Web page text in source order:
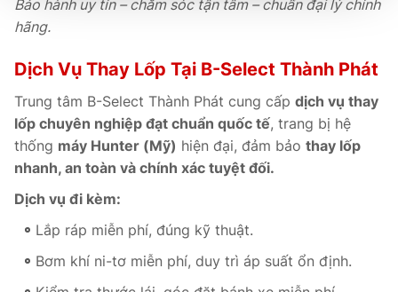
Bảo hành uy tín – chăm sóc tận tâm – chuẩn đại lý chính
hãng.
Dịch Vụ Thay Lốp Tại B-Select Thành Phát
Trung tâm B-Select Thành Phát cung cấp dịch vụ thay
lốp chuyên nghiệp đạt chuẩn quốc tế, trang bị hệ
thống máy Hunter (Mỹ) hiện đại, đảm bảo thay lốp
nhanh, an toàn và chính xác tuyệt đối.
Dịch vụ đi kèm:
Lắp ráp miễn phí, đúng kỹ thuật.
Bơm khí ni-tơ miễn phí, duy trì áp suất ổn định.